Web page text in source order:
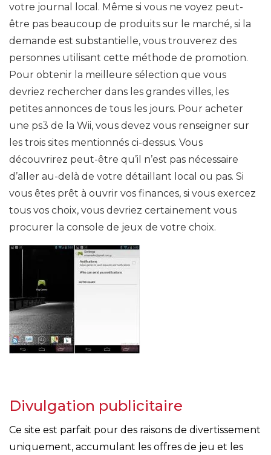
votre journal local. Même si vous ne voyez peut-
être pas beaucoup de produits sur le marché, si la
demande est substantielle, vous trouverez des
personnes utilisant cette méthode de promotion.
Pour obtenir la meilleure sélection que vous
devriez rechercher dans les grandes villes, les
petites annonces de tous les jours. Pour acheter
une ps3 de la Wii, vous devez vous renseigner sur
les trois sites mentionnés ci-dessus. Vous
découvrirez peut-être qu’il n’est pas nécessaire
d’aller au-delà de votre détaillant local ou pas. Si
vous êtes prêt à ouvrir vos finances, si vous exercez
tous vos choix, vous devriez certainement vous
procurer la console de jeux de votre choix.
Divulgation publicitaire
Ce site est parfait pour des raisons de divertissement
uniquement, accumulant les offres de jeu et les